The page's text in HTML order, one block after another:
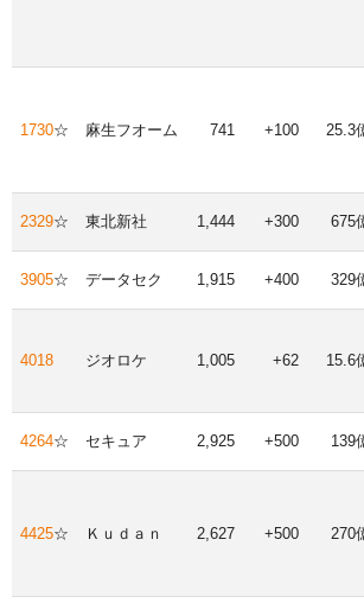
1730☆ 麻生フオーム 741 +100 25.3
2329☆ 東北新社 1,444 +300 675
3905☆ データセク 1,915 +400 329
4018 ジオロケ 1,005 +62 15.6
4264☆ セキュア 2,925 +500 139
4425☆ Ｋｕｄａｎ 2,627 +500 270